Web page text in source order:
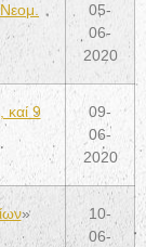
05-
06-
2020
καί 9
09-
06-
2020
»
10-
06-